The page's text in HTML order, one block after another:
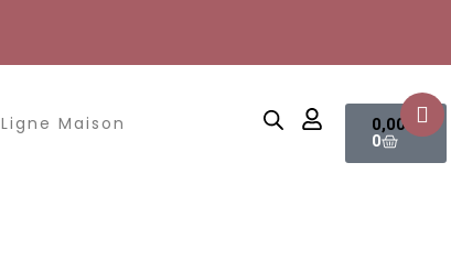
Ligne Maison 0,00
€
0
Panier